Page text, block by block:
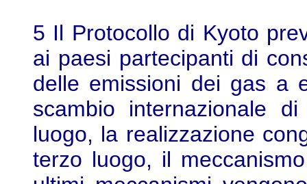
5 Il Protocollo di Kyoto
ai paesi partecipanti di
delle emissioni dei gas a
scambio internazionale
luogo, la realizzazione
terzo luogo, il